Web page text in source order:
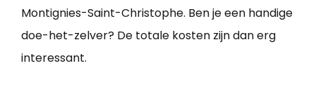
Montignies-Saint-Christophe. Ben je een handige
doe-het-zelver? De totale kosten zijn dan erg
interessant.